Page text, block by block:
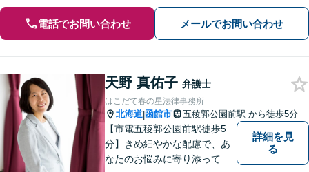
電話でお問い合わせ メールでお問い合わせ
天野 真佑子 弁護士
はこだて春の星法律事務所
北海道|函館市 五稜郭公園前駅 から徒歩5分
【市電五稜郭公園前駅徒歩5
分】きめ細やかな配慮で、あ
なたのお悩みに寄り添って対
詳細を見
る